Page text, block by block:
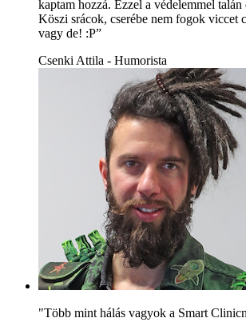
kaptam hozzá. Ezzel a védelemmel
Köszi srácok, cserébe nem fogok viccet
vagy de! :P”
Csenki Attila - Humorista
"Több mint hálás vagyok a Smart